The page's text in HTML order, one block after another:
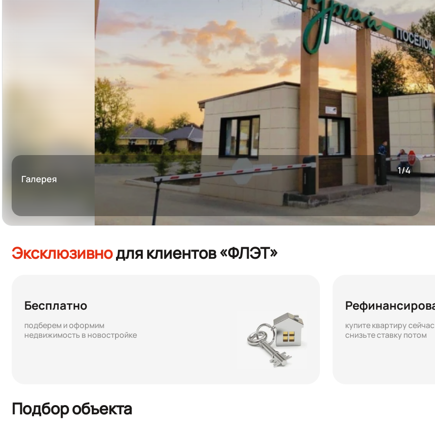
Галерея
1/4
Эксклюзивнодля клиентов «ФЛЭТ»
Бесплатно
подберем и оформим
недвижимость в новостройке
купите квартиру
снизьте ставку потом
Подбор объекта